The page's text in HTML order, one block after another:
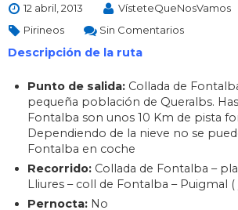
12 abril, 2013 VísteteQueNosVamos
Pirineos
Sin Comentarios
Descripción de la ruta
Punto de salida: Collada de
pequeña población de Queralbs.
Fontalba son unos 10 Km de pista
Dependiendo de la nieve no se
Fontalba en coche
Recorrido: Collada de Fontalba –
Lliures – coll de Fontalba – Puigmal (
Pernocta: No